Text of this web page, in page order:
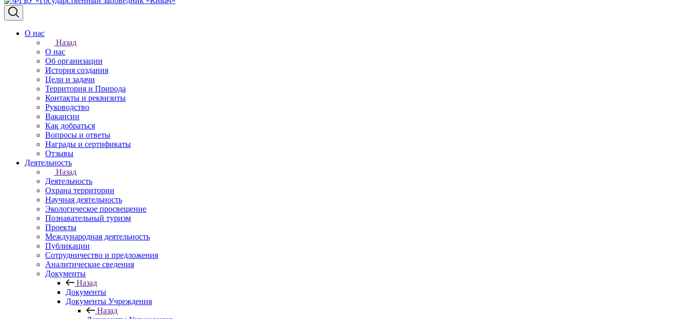
О нас
Назад
О нас
Об организации
История создания
Цели и задачи
Территория и Природа
Контакты и реквизиты
Руководство
Вакансии
Как добраться
Вопросы и ответы
Награды и сертификаты
Отзывы
Деятельность
Назад
Деятельность
Охрана территории
Научная деятельность
Экологическое просвещение
Познавательный туризм
Проекты
Международная деятельность
Публикации
Сотрудничество и предложения
Аналитические сведения
Документы
Назад
Документы
Документы Учреждения
Назад